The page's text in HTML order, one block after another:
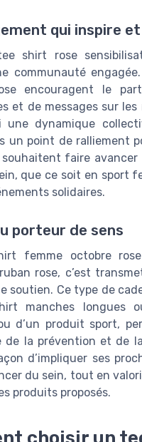
qui inspire
shirt rose
communauté
encouragent le
et de messages sur
une dynamique
un point de ralliement
faire avancer
que ce soit en sport
solidaires.
porteur de sens
femme octobre
rose, c’est
soutien. Ce type de
manches longues
d’un produit sport,
de la prévention et de
d’impliquer ses
du sein, tout en
produits proposés.